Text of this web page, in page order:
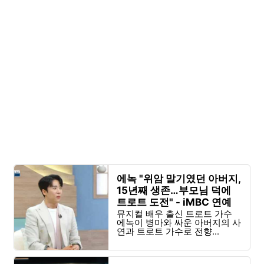
에녹 "위암 말기였던 아버지,
15년째 생존…부모님 덕에
트로트 도전" - iMBC 연예
뮤지컬 배우 출신 트로트 가수
에녹이 병마와 싸운 아버지의 사
연과 트로트 가수로 전향...